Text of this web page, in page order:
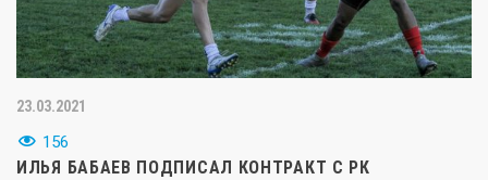
23.03.2021
156
ИЛЬЯ БАБАЕВ ПОДПИСАЛ КОНТРАКТ С РК